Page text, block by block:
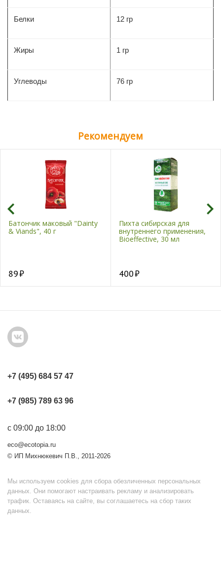
Белки 12 гр
Жиры 1 гр
Углеводы 76 гр
Рекомендуем
Батончик маковый "Dainty
& Viands", 40 г
89
Пихта сибирская для
внутреннего применения,
Bioeffective, 30 мл
400
+7 (495) 684 57 47
+7 (985) 789 63 96
с 09:00 до 18:00
eco@ecotopia.ru
© ИП Михнюкевич П.В., 2011-2026
Мы используем cookies для сбора обезличенных персональных
данных. Они помогают настраивать рекламу и анализировать
трафик. Оставаясь на сайте, вы соглашаетесь на сбор таких
данных.